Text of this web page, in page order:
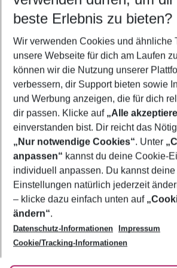
5-8 Nächte
2 Erwachsene Keine Kinder
Mehr Filter anzeigen
Footer
Footer navigation
Über uns
AGB
Bestpreisgarantie
Cookie-Einstellungen ändern
Cookie-Richtlinie
Agenturbetreuung
Barrierefreies Reisen
Folge uns
beste Erlebnis zu bieten?
Wir verwenden Cookies und ähnliche
unsere Webseite für dich am Laufen
können wir die Nutzung unserer
verbessern, dir Support bieten sowie
und Werbung anzeigen, die für dich
dir passen. Klicke auf „Alle
einverstanden bist. Dir reicht das
„Nur notwendige Cookies“. Unter
anpassen“ kannst du deine Cookie-
individuell anpassen. Du kannst
Einstellungen natürlich jederzeit
– klicke dazu einfach unten auf
ändern“.
Datenschutz-Informationen
Impressum
Cookie/Tracking-Informationen